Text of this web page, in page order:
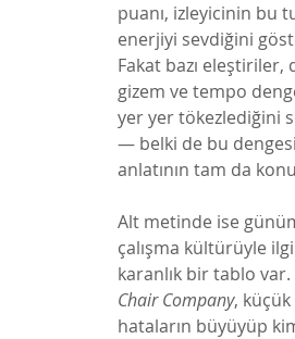
puanı, izleyicinin bu
enerjiyi sevdiğini
Fakat bazı eleştiriler,
gizem ve tempo
yer yer tökezlediğini
— belki de bu
anlatının tam da
Alt metinde ise
çalışma kültürüyle
karanlık bir tablo var.
Chair Company, küçük
hataların büyüyüp